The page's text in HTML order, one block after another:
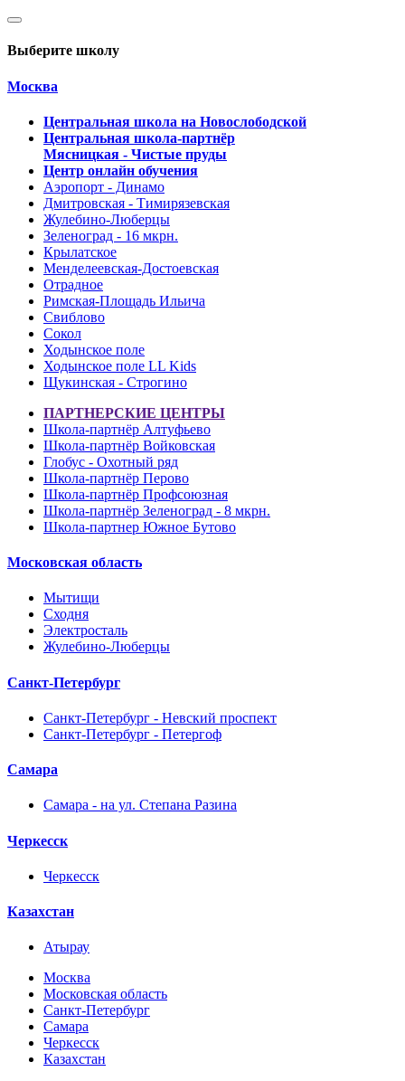
Выберите школу
Москва
Центральная школа на Новослободской
Центральная школа-партнёр
Мясницкая - Чистые пруды
Центр онлайн обучения
Аэропорт - Динамо
Дмитровская - Тимирязевская
Жулебино-Люберцы
Зеленоград - 16 мкрн.
Крылатское
Менделеевская-Достоевская
Отрадное
Римская-Площадь Ильича
Свиблово
Сокол
Ходынское поле
Ходынское поле LL Kids
Щукинская - Строгино
ПАРТНЕРСКИЕ ЦЕНТРЫ
Школа-партнёр Алтуфьево
Школа-партнёр Войковская
Глобус - Охотный ряд
Школа-партнёр Перово
Школа-партнёр Профсоюзная
Школа-партнёр Зеленоград - 8 мкрн.
Школа-партнер Южное Бутово
Московская область
Мытищи
Сходня
Электросталь
Жулебино-Люберцы
Санкт-Петербург
Санкт-Петербург - Невский проспект
Санкт-Петербург - Петергоф
Самара
Самара - на ул. Степана Разина
Черкесск
Черкесск
Казахстан
Атырау
Москва
Московская область
Санкт-Петербург
Самара
Черкесск
Казахстан